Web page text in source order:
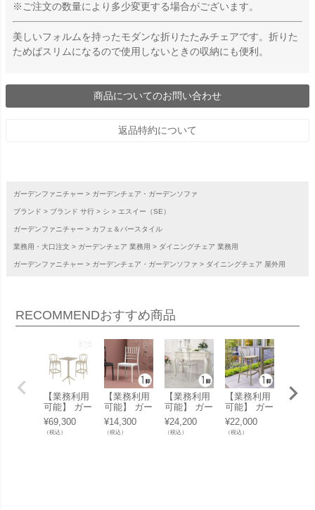
※ご注文の数量により多少変更する場合がございます。
美しいフォルムを持ったモダンな折りたたみチェアです。折りた
ためばスリムになるので使用しないときの収納にも便利。
商品についてのお問い合わせ
返品特約について
ガーデンファニチャー ガーデンチェア・ガーデンソファ
ブランド ブランド サ行 シ エスイー（SE）
ガーデンファニチャー カフェ＆バースタイル
業務用・大口注文 ガーデンチェア 業務用 ダイニングチェア 業務用
ガーデンファニチャー ガーデンチェア・ガーデンソファ ダイニングチェア 屋外用
RECOMMENDおすすめ商品
【業務利用
可能】 ガー
デンチェア
＆ガーデン
テーブルセ
¥69,300
（税込）
【業務利用
可能】 ガー
デンチェア
屋外 「SE
JOSEPHIN
¥14,300
（税込）
【業務利用
可能】 ガー
デンチェア
屋外 「SE
ELIZABET
¥24,200
（税込）
【業務利用
可能】 ガー
デンチェア
屋外 「SE
VICTOR Ba
¥22,000
（税込）
【業